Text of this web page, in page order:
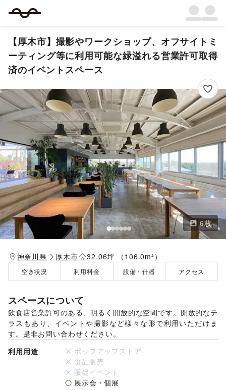
【厚木市】撮影やワークショップ、オフサイトミ
ーティング等に利用可能な緑溢れる営業許可取得
済のイベントスペース
6枚
神奈川県 厚木市 32.06坪 （106.0m²）
空き状況 利用料金 設備・什器 アクセス
スペースについて
飲食店営業許可のある、明るく開放的な空間です。開放的なテ
ラスもあり、イベントや撮影など様々な形で利用いただけま
す。是非お問い合わせください。
利用用途
ポップアップストア
食品販売
販促イベント
展示会・個展